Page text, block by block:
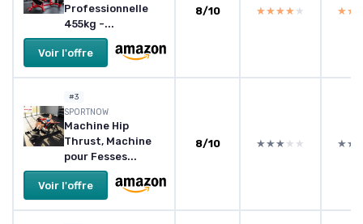
Professionnelle
455kg -...
Voir l'offre
8/10 ★★★★★
★★★★★
#3
SPORTNOW
Machine Hip
Thrust, Machine
pour Fesses...
Voir l'offre
8/10 ★★★★★
★★★★★